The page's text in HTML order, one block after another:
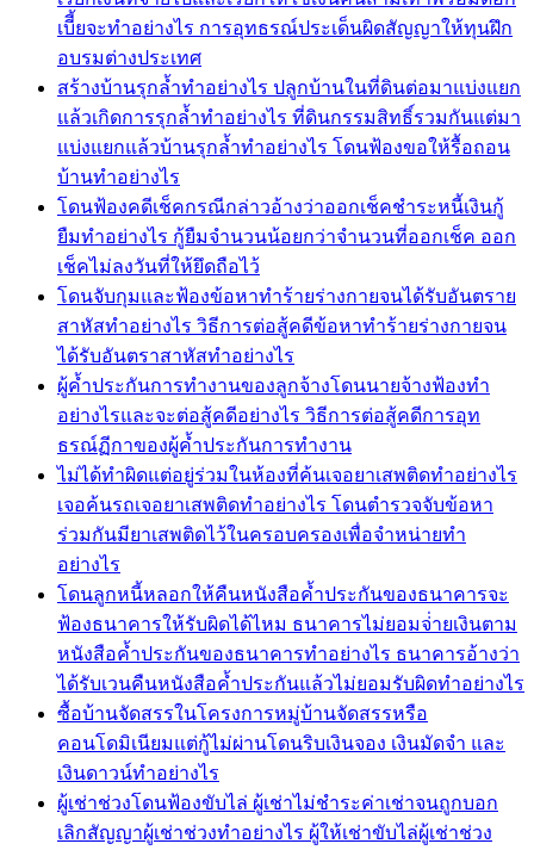
เบีี้ยจะทำอย่างไร การอุทธรณ์ประเด็นผิดสัญญาให้ทุนฝึก
อบรมต่างประเทศ
สร้างบ้านรุกล้ำทำอย่างไร ปลูกบ้านในที่ดินต่อมาแบ่งแยก
แล้วเกิดการรุกล้ำทำอย่างไร ที่ดินกรรมสิทธิ์รวมกันแต่มา
แบ่งแยกแล้วบ้านรุกล้ำทำอย่างไร โดนฟ้องขอให้รื้อถอน
บ้านทำอย่างไร
โดนฟ้องคดีเช็คกรณีกล่าวอ้างว่าออกเช็คชำระหนี้เงินกู้
ยืมทำอย่างไร กู้ยืมจำนวนน้อยกว่าจำนวนที่ออกเช็ค ออก
เช็คไม่ลงวันที่ให้ยึดถือไว้
โดนจับกุมและฟ้องข้อหาทำร้ายร่างกายจนได้รับอันตราย
สาหัสทำอย่างไร วิธีการต่อสู้คดีข้อหาทำร้ายร่างกายจน
ได้รับอันตราสาหัสทำอย่างไร
ผู้ค้ำประกันการทำงานของลูกจ้างโดนนายจ้างฟ้องทำ
อย่างไรและจะต่อสู้คดีอย่างไร วิธีการต่อสู้คดีการอุท
ธรณ์ฏีกาของผู้ค้ำประกันการทำงาน
ไม่ได้ทำผิดแต่อยู่ร่วมในห้องที่ค้นเจอยาเสพติดทำอย่างไร
เจอค้นรถเจอยาเสพติดทำอย่างไร โดนตำรวจจับข้อหา
ร่วมกันมียาเสพติดไว้ในครอบครองเพื่อจำหน่ายทำ
อย่างไร
โดนลูกหนี้หลอกให้คืนหนังสือค้ำประกันของธนาคารจะ
ฟ้องธนาคารให้รับผิดได้ไหม ธนาคารไม่ยอมจ่่ายเงินตาม
หนังสือค้ำประกันของธนาคารทำอย่างไร ธนาคารอ้างว่า
ได้รับเวนคืนหนังสือค้ำประกันแล้วไม่ยอมรับผิดทำอย่างไร
ซื้อบ้านจัดสรรในโครงการหมู่บ้านจัดสรรหรือ
คอนโดมิเนียมแต่กู้ไม่ผ่านโดนริบเงินจอง เงินมัดจำ และ
เงินดาวน์ทำอย่างไร
ผู้เช่าช่วงโดนฟ้องขับไล่ ผู้เช่าไม่ชำระค่าเช่าจนถูกบอก
เลิกสัญญาผู้เช่าช่วงทำอย่างไร ผู้ให้เช่าขับไล่ผู้เช่าช่วง